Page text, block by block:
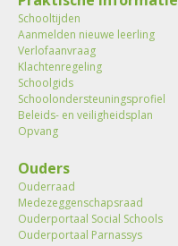
Schooltijden
Aanmelden nieuwe leerling
Verlofaanvraag
Klachtenregeling
Schoolgids
Schoolondersteuningsprofiel
Beleids- en veiligheidsplan
Opvang
Ouders
Ouderraad
Medezeggenschapsraad
Ouderportaal Social Schools
Ouderportaal Parnassys